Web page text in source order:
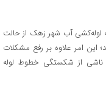
لوله‌کشی آب شهر زهک از حالت
امر علاوه بر رفع مشکلات
از شکستگی خطوط لوله